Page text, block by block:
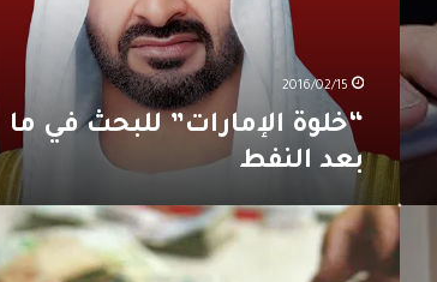
2016/02/15
“خلوة الإمارات” للبحث في ما
بعد النفط
الإحتياط
النقدي